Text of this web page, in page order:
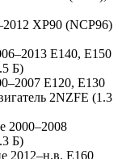
XP90 (NCP96)
E140, E150
Б)
E120, E130
2NZFE (1.3
2000–2008
Б)
2012–н.в. E160